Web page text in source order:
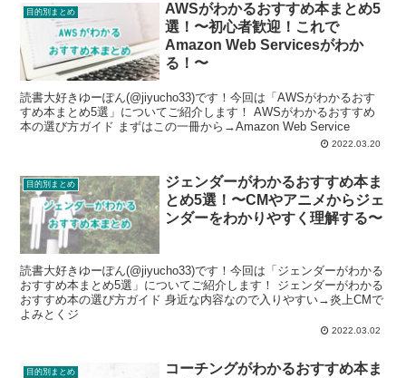
目的別まとめ
AWSがわかるおすすめ本まとめ5
選！〜初心者歓迎！これで
Amazon Web Servicesがわか
る！〜
読書大好きゆーぽん(@jiyucho33)です！今回は「AWSがわかるおす
すめ本まとめ5選」についてご紹介します！ AWSがわかるおすすめ
本の選び方ガイド まずはこの一冊から→Amazon Web Service
2022.03.20
目的別まとめ
ジェンダーがわかるおすすめ本ま
とめ5選！〜CMやアニメからジェ
ンダーをわかりやすく理解する〜
読書大好きゆーぽん(@jiyucho33)です！今回は「ジェンダーがわかる
おすすめ本まとめ5選」についてご紹介します！ ジェンダーがわかる
おすすめ本の選び方ガイド 身近な内容なので入りやすい→炎上CMで
よみとくジ
2022.03.02
目的別まとめ
コーチングがわかるおすすめ本ま